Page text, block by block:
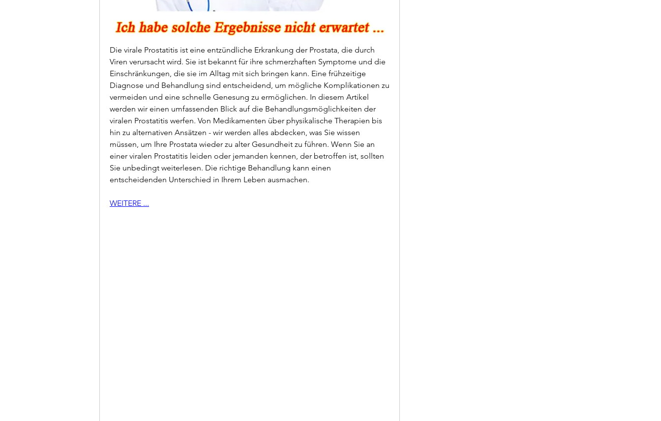
Die virale Prostatitis ist eine entzündliche Erkrankung der Prostata, die durch
Viren verursacht wird. Sie ist bekannt für ihre schmerzhaften Symptome und die
Einschränkungen, die sie im Alltag mit sich bringen kann. Eine frühzeitige
Diagnose und Behandlung sind entscheidend, um mögliche Komplikationen zu
vermeiden und eine schnelle Genesung zu ermöglichen. In diesem Artikel
werden wir einen umfassenden Blick auf die Behandlungsmöglichkeiten der
viralen Prostatitis werfen. Von Medikamenten über physikalische Therapien bis
hin zu alternativen Ansätzen - wir werden alles abdecken, was Sie wissen
müssen, um Ihre Prostata wieder zu alter Gesundheit zu führen. Wenn Sie an
einer viralen Prostatitis leiden oder jemanden kennen, der betroffen ist, sollten
Sie unbedingt weiterlesen. Die richtige Behandlung kann einen
entscheidenden Unterschied in Ihrem Leben ausmachen.
WEITERE ...